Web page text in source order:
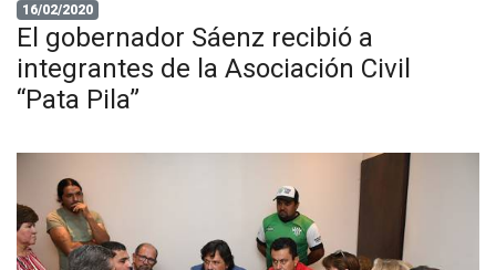
16/02/2020
El gobernador Sáenz recibió a
integrantes de la Asociación Civil
“Pata Pila”